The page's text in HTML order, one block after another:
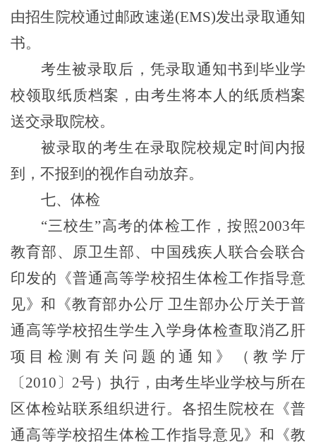
由招生院校通过邮政速递(EMS)发出录取通知
书。
考生被录取后，凭录取通知书到毕业学
校领取纸质档案，由考生将本人的纸质档案
送交录取院校。
被录取的考生在录取院校规定时间内报
到，不报到的视作自动放弃。
七、体检
“三校生”高考的体检工作，按照2003年
教育部、原卫生部、中国残疾人联合会联合
印发的《普通高等学校招生体检工作指导意
见》和《教育部办公厅 卫生部办公厅关于普
通高等学校招生学生入学身体检查取消乙肝
项目检测有关问题的通知》（教学厅
〔2010〕2号）执行，由考生毕业学校与所在
区体检站联系组织进行。各招生院校在《普
通高等学校招生体检工作指导意见》和《教